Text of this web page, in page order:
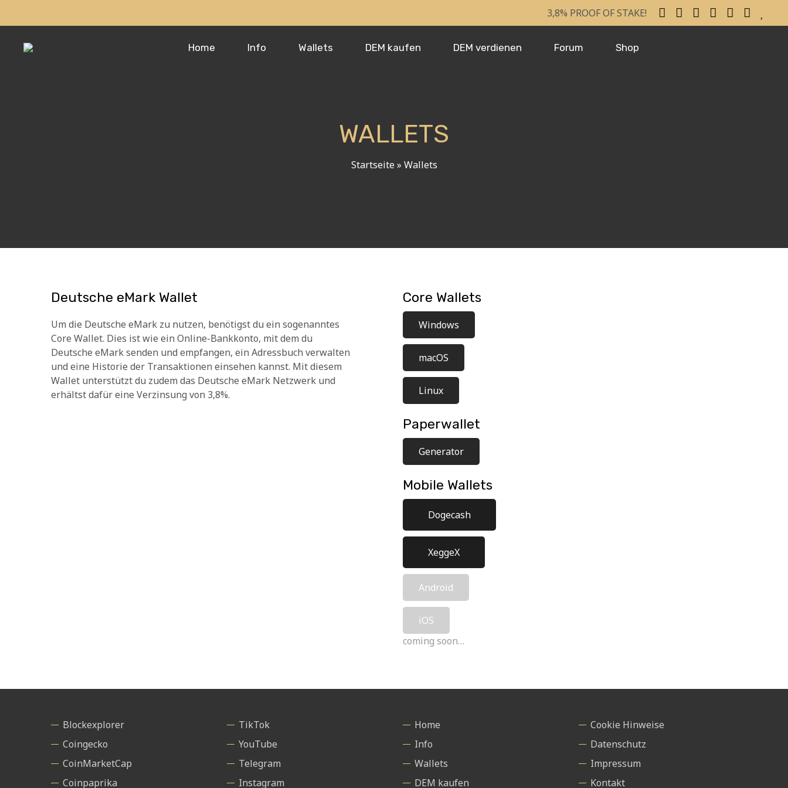
3,8% PROOF OF STAKE!
Home Info Wallets DEM kaufen DEM verdienen Forum Shop
WALLETS
Startseite» Wallets
Deutsche eMark Wallet
Um die Deutsche eMark zu nutzen, benötigst du ein sogenanntes
Core Wallet. Dies ist wie ein Online-Bankkonto, mit dem du
Deutsche eMark senden und empfangen, ein Adressbuch verwalten
und eine Historie der Transaktionen einsehen kannst. Mit diesem
Wallet unterstützt du zudem das Deutsche eMark Netzwerk und
erhältst dafür eine Verzinsung von 3,8%.
Core Wallets
Windows
macOS
Linux
Paperwallet
Generator
Mobile Wallets
Dogecash
XeggeX
Android
iOS
coming soon…
Blockexplorer
Coingecko
CoinMarketCap
Coinpaprika
TikTok
YouTube
Telegram
Instagram
Home
Info
Wallets
DEM kaufen
Cookie Hinweise
Datenschutz
Impressum
Kontakt